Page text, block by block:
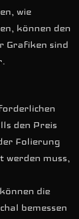
wie
können den
Grafiken sind
den Preis
Folierung
werden muss,
die
bemessen